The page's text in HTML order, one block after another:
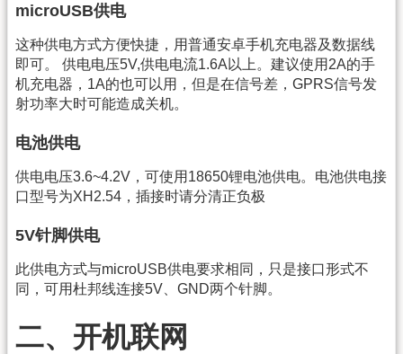
microUSB供电
这种供电方式方便快捷，用普通安卓手机充电器及数据线
即可。 供电电压5V,供电电流1.6A以上。建议使用2A的手
机充电器，1A的也可以用，但是在信号差，GPRS信号发
射功率大时可能造成关机。
电池供电
供电电压3.6~4.2V，可使用18650锂电池供电。电池供电接
口型号为XH2.54，插接时请分清正负极
5V针脚供电
此供电方式与microUSB供电要求相同，只是接口形式不
同，可用杜邦线连接5V、GND两个针脚。
二、开机联网